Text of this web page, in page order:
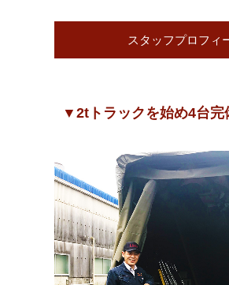
スタッフプロフィ
▼2tトラックを始め4台完